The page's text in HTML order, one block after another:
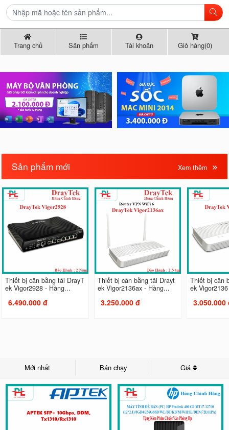
Trang chủ Sản phẩm Tài khoản Giỏ hàng(0)
Sản phẩm mới Xem thêm
Thiết bị cân bằng tải DrayT
ek Vigor2928 - Hàng...
6.490.000 đ
Thiết bị cân bằng tải Drayt
ek Vigor2136ax - Hàng...
3.250.000 đ
Thiết bị cân
ek
3.050.000
Mới nhất Bán chạy Giá